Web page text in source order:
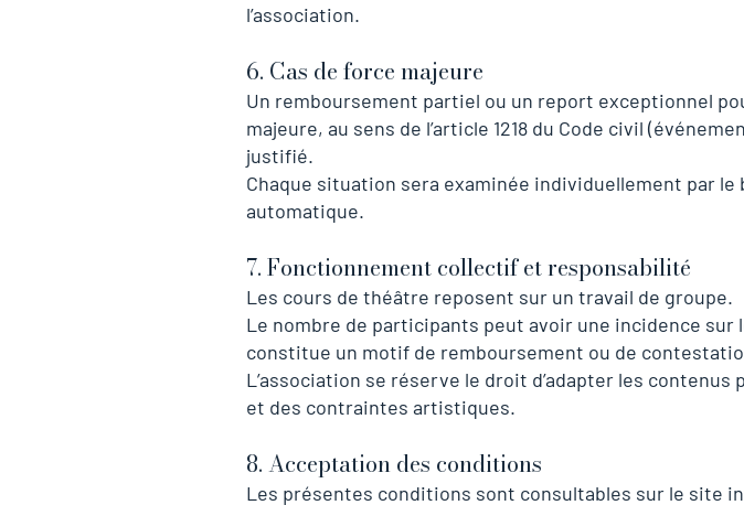
l’association.
6. Cas de force majeure
Un remboursement partiel ou un report exceptionnel
majeure, au sens de l’article 1218 du Code civil
justifié.
Chaque situation sera examinée individuellement par le
automatique.
7. Fonctionnement collectif et responsabilité
Les cours de théâtre reposent sur un travail de groupe.
Le nombre de participants peut avoir une incidence
constitue un motif de remboursement ou de
L’association se réserve le droit d’adapter les
et des contraintes artistiques.
8. Acceptation des conditions
Les présentes conditions sont consultables sur le site